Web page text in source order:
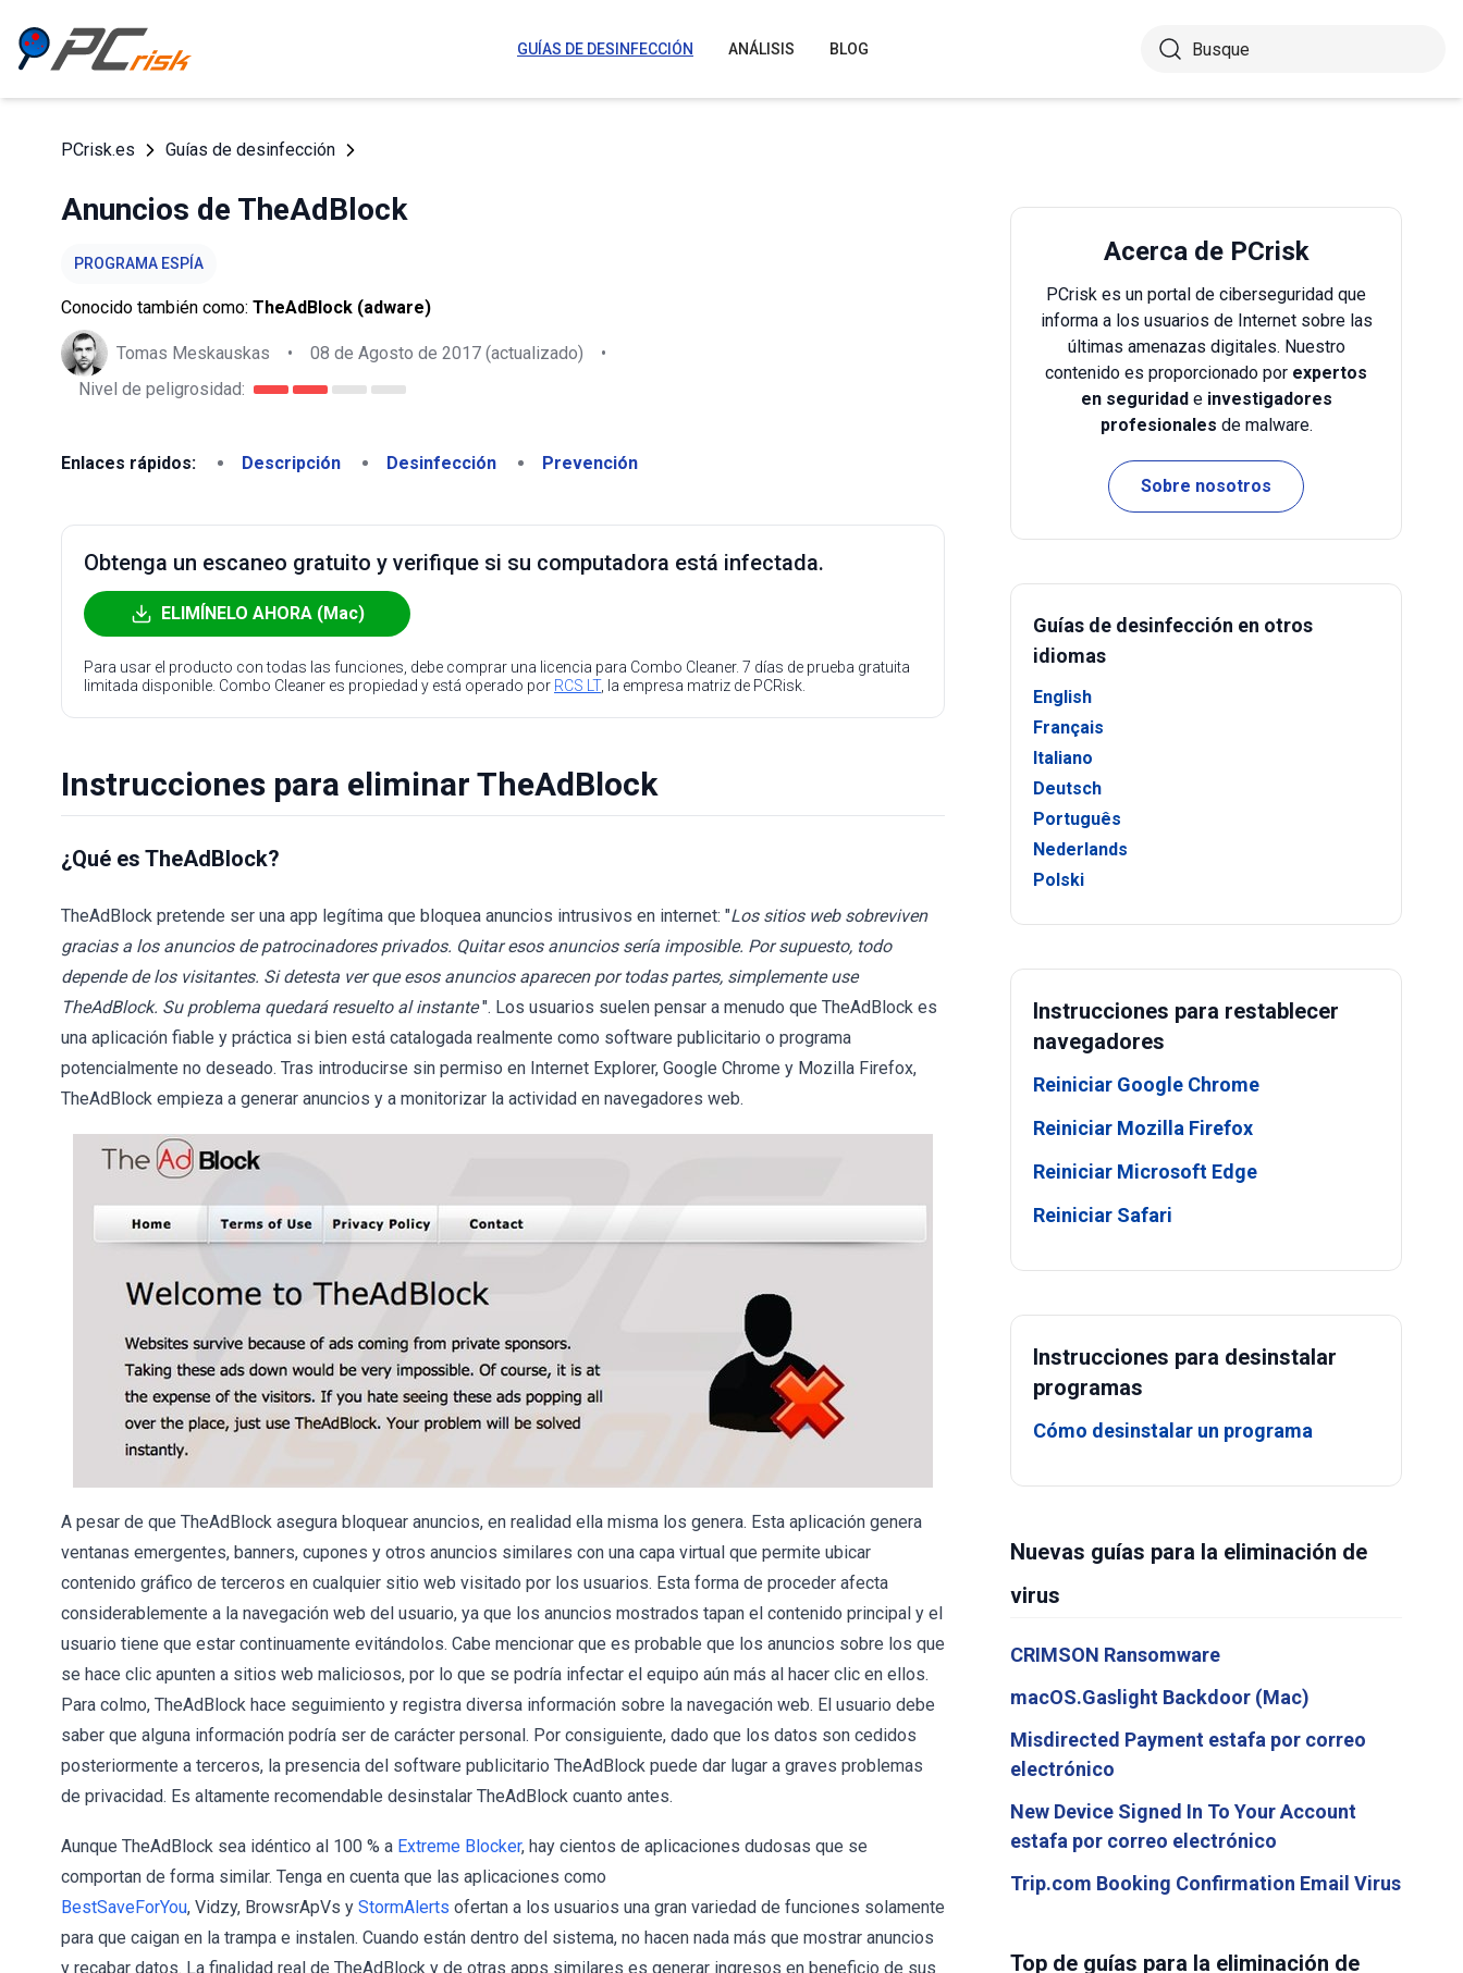
GUÍAS DE DESINFECCIÓN ANÁLISIS BLOG
PCrisk.es Guías de desinfección
Anuncios de TheAdBlock
PROGRAMA ESPÍA
Conocido también como: TheAdBlock (adware)
Tomas Meskauskas • 08 de Agosto de 2017 (actualizado)
•
Nivel de peligrosidad:
Enlaces rápidos: Descripción Desinfección Prevención
Obtenga un escaneo gratuito y verifique si su computadora está infectada.
ELIMÍNELO AHORA (Mac)
Para usar el producto con todas las funciones, debe comprar una licencia para Combo Cleaner. 7 días de prueba gratuita
limitada disponible. Combo Cleaner es propiedad y está operado por RCS LT, la empresa matriz de PCRisk.
Instrucciones para eliminar TheAdBlock
¿Qué es TheAdBlock?
TheAdBlock pretende ser una app legítima que bloquea anuncios intrusivos en internet: "Los sitios web sobreviven
gracias a los anuncios de patrocinadores privados. Quitar esos anuncios sería imposible. Por supuesto, todo
depende de los visitantes. Si detesta ver que esos anuncios aparecen por todas partes, simplemente use
TheAdBlock. Su problema quedará resuelto al instante ". Los usuarios suelen pensar a menudo que TheAdBlock es
una aplicación fiable y práctica si bien está catalogada realmente como software publicitario o programa
potencialmente no deseado. Tras introducirse sin permiso en Internet Explorer, Google Chrome y Mozilla Firefox,
TheAdBlock empieza a generar anuncios y a monitorizar la actividad en navegadores web.
A pesar de que TheAdBlock asegura bloquear anuncios, en realidad ella misma los genera. Esta aplicación genera
ventanas emergentes, banners, cupones y otros anuncios similares con una capa virtual que permite ubicar
contenido gráfico de terceros en cualquier sitio web visitado por los usuarios. Esta forma de proceder afecta
considerablemente a la navegación web del usuario, ya que los anuncios mostrados tapan el contenido principal y el
usuario tiene que estar continuamente evitándolos. Cabe mencionar que es probable que los anuncios sobre los que
se hace clic apunten a sitios web maliciosos, por lo que se podría infectar el equipo aún más al hacer clic en ellos.
Para colmo, TheAdBlock hace seguimiento y registra diversa información sobre la navegación web. El usuario debe
saber que alguna información podría ser de carácter personal. Por consiguiente, dado que los datos son cedidos
posteriormente a terceros, la presencia del software publicitario TheAdBlock puede dar lugar a graves problemas
de privacidad. Es altamente recomendable desinstalar TheAdBlock cuanto antes.
Aunque TheAdBlock sea idéntico al 100 % a Extreme Blocker, hay cientos de aplicaciones dudosas que se
comportan de forma similar. Tenga en cuenta que las aplicaciones como
BestSaveForYou, Vidzy, BrowsrApVs y StormAlerts ofertan a los usuarios una gran variedad de funciones solamente
para que caigan en la trampa e instalen. Cuando están dentro del sistema, no hacen nada más que mostrar anuncios
y recabar datos. La finalidad real de TheAdBlock y de otras apps similares es generar ingresos en beneficio de sus
Acerca de PCrisk
PCrisk es un portal de ciberseguridad que
informa a los usuarios de Internet sobre las
últimas amenazas digitales. Nuestro
contenido es proporcionado por expertos
en seguridade investigadores
profesionales de malware.
Sobre nosotros
Guías de desinfección en otros
idiomas
English
Français
Italiano
Deutsch
Português
Nederlands
Polski
Instrucciones para restablecer
navegadores
Reiniciar Google Chrome
Reiniciar Mozilla Firefox
Reiniciar Microsoft Edge
Reiniciar Safari
Instrucciones para desinstalar
programas
Cómo desinstalar un programa
Nuevas guías para la eliminación de
virus
CRIMSON Ransomware
macOS.Gaslight Backdoor (Mac)
Misdirected Payment estafa por correo
electrónico
New Device Signed In To Your Account
estafa por correo electrónico
Trip.com Booking Confirmation Email Virus
Top de guías para la eliminación de